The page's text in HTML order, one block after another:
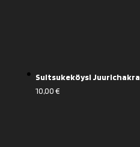
Suitsukeköysi Juurichakra
10,00€